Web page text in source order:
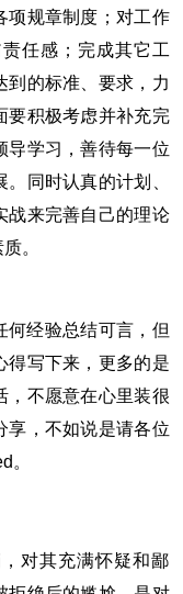
项规章制度；对工作
任感；完成其它工
到的标准、要求，力
要积极考虑并补充完
导学习，善待每一位
同时认真的计划、
战来完善自己的理论
。
何经验总结可言，但
得写下来，更多的是
，不愿意在心里装很
享，不如说是请各位
。
对其充满怀疑和鄙